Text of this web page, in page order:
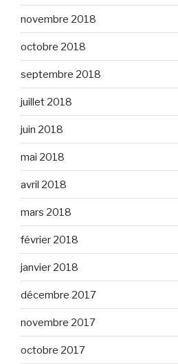
novembre 2018
octobre 2018
septembre 2018
juillet 2018
juin 2018
mai 2018
avril 2018
mars 2018
février 2018
janvier 2018
décembre 2017
novembre 2017
octobre 2017